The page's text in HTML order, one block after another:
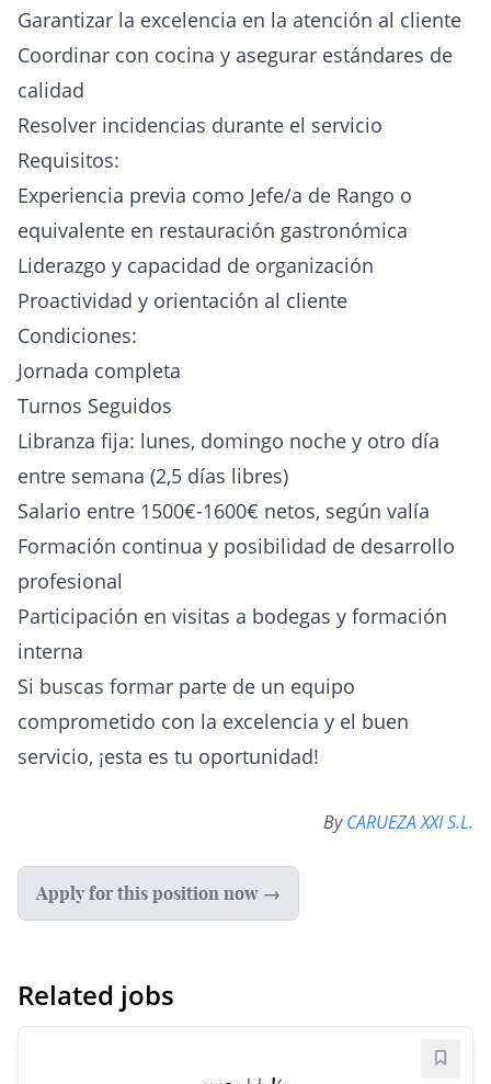
Garantizar la excelencia en la atención al cliente
Coordinar con cocina y asegurar estándares de
calidad
Resolver incidencias durante el servicio
Requisitos:
Experiencia previa como Jefe/a de Rango o
equivalente en restauración gastronómica
Liderazgo y capacidad de organización
Proactividad y orientación al cliente
Condiciones:
Jornada completa
Turnos Seguidos
Libranza fija: lunes, domingo noche y otro día
entre semana (2,5 días libres)
Salario entre 1500€-1600€ netos, según valía
Formación continua y posibilidad de desarrollo
profesional
Participación en visitas a bodegas y formación
interna
Si buscas formar parte de un equipo
comprometido con la excelencia y el buen
servicio, ¡esta es tu oportunidad!
ByCARUEZA XXI S.L.
Apply for this position now →
Related jobs
Save